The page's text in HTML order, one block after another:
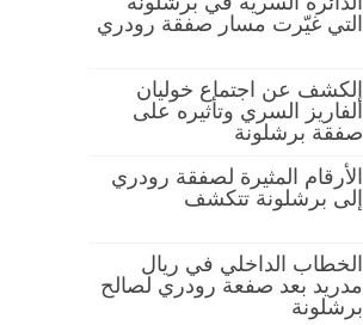
التي غيّرت مسار صفقة رودري
الكشف عن اجتماع خوليان
ألفاريز السري وتأثيره على
صفقة برشلونة
الأرقام المثيرة لصفقة رودري
إلى برشلونة تتكشف
الخطاب الداخلي في ريال
مدريد بعد صفعة رودري لصالح
برشلونة